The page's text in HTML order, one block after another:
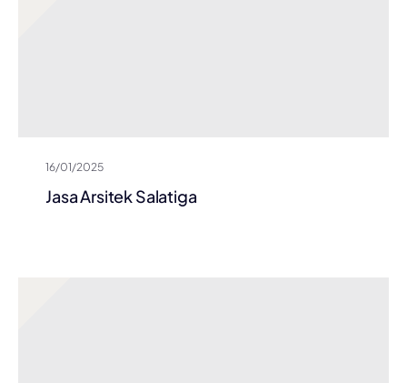
16/01/2025
Jasa Arsitek Salatiga